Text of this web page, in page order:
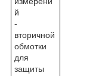
й
-
вторичной
обмотки
для
защиты